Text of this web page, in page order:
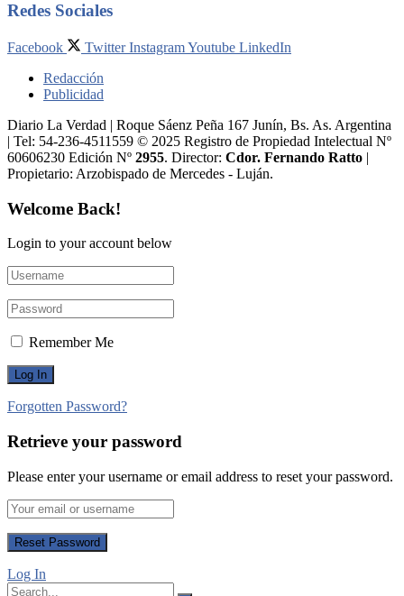
Redes Sociales
Facebook Twitter InstagramYoutube LinkedIn
Redacción
Publicidad
Diario La Verdad | Roque Sáenz Peña 167 Junín, Bs. As. Argentina
| Tel: 54-236-4511559 © 2025 Registro de Propiedad Intelectual Nº
60606230 Edición Nº 2955. Director:​ Cdor. Fernando Ratto |
Propietario:​ Arzobispado de Mercedes - Luján.
Welcome Back!
Login to your account below
Remember Me
Forgotten Password?
Retrieve your password
Please enter your username or email address to reset your password.
Log In